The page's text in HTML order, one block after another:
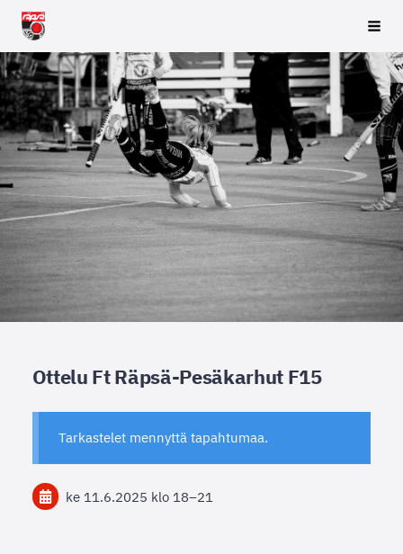
Siirry
sivun
sisältöön
Räpsä ry
Ottelu Ft Räpsä-Pesäkarhut F15
Tarkastelet mennyttä tapahtumaa.
ke 11.6.2025 klo 18–21